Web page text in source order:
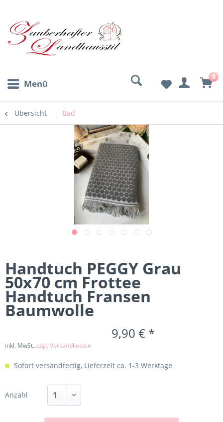
Menü
0
Übersicht Bad
Handtuch PEGGY Grau
50x70 cm Frottee
Handtuch Fransen
Baumwolle
9,90 € *
inkl. MwSt.zzgl. Versandkosten
Sofort versandfertig, Lieferzeit ca. 1-3 Werktage
Anzahl